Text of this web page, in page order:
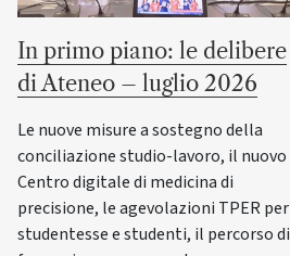
In primo piano: le delibere
di Ateneo – luglio 2026
Le nuove misure a sostegno della
conciliazione studio-lavoro, il nuovo
Centro digitale di medicina di
precisione, le agevolazioni TPER per
studentesse e studenti, il percorso di